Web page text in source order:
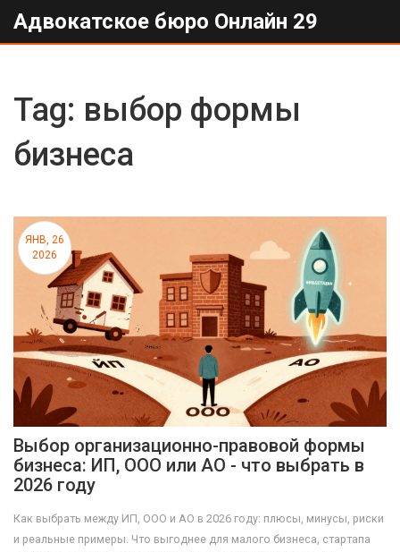
Адвокатское бюро Онлайн 29
Tag: выбор формы
бизнеса
ЯНВ, 26
2026
Выбор организационно-правовой формы
бизнеса: ИП, ООО или АО - что выбрать в
2026 году
Как выбрать между ИП, ООО и АО в 2026 году: плюсы, минусы, риски
и реальные примеры. Что выгоднее для малого бизнеса, стартапа